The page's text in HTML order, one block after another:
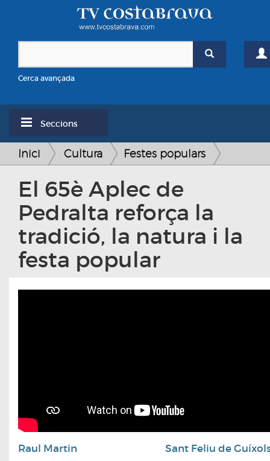
Cerca avançada
Seccions
Inici Cultura Festes populars
El 65è Aplec de
Pedralta reforça la
tradició, la natura i la
festa popular
Raul Martin
Sant Feliu de